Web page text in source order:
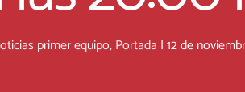
primer equipo,Portada |12 de